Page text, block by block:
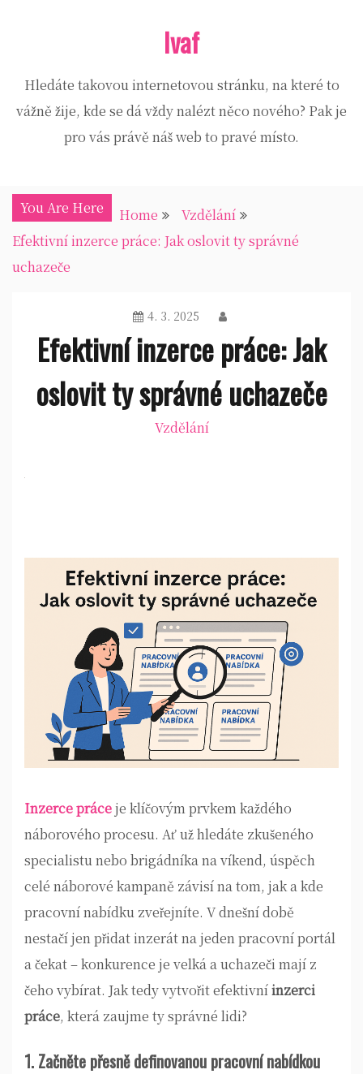
Ivaf
Hledáte takovou internetovou stránku, na které to
vážně žije, kde se dá vždy nalézt něco nového? Pak je
pro vás právě náš web to pravé místo.
You Are Here Home
Vzdělání
Efektivní inzerce práce: Jak oslovit ty správné
uchazeče
4. 3. 2025
Efektivní inzerce práce: Jak
oslovit ty správné uchazeče
Vzdělání
Inzerce práceje klíčovým prvkem každého
náborového procesu. Ať už hledáte zkušeného
specialistu nebo brigádníka na víkend, úspěch
celé náborové kampaně závisí na tom, jak a kde
pracovní nabídku zveřejníte. V dnešní době
nestačí jen přidat inzerát na jeden pracovní portál
a čekat – konkurence je velká a uchazeči mají z
čeho vybírat. Jak tedy vytvořit efektivníinzerci
práce, která zaujme ty správné lidi?
1. Začněte přesně definovanou pracovní nabídkou